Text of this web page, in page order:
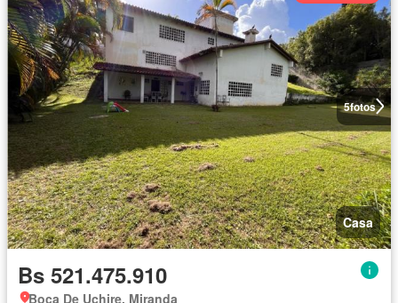
5fotos
Casa
Bs 521.475.910
Boca De Uchire, Miranda